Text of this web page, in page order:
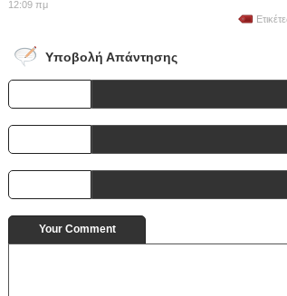
12:09 πμ
Υποβολή Απάντησης
Your Comment